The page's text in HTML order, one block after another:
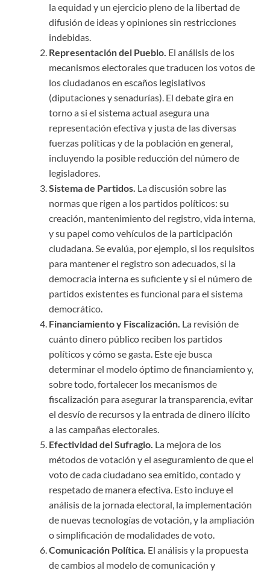
la equidad y un ejercicio pleno de la libertad de
difusión de ideas y opiniones sin restricciones
indebidas.
Representación del Pueblo. El análisis de los
mecanismos electorales que traducen los votos de
los ciudadanos en escaños legislativos
(diputaciones y senadurías). El debate gira en
torno a si el sistema actual asegura una
representación efectiva y justa de las diversas
fuerzas políticas y de la población en general,
incluyendo la posible reducción del número de
legisladores.
Sistema de Partidos. La discusión sobre las
normas que rigen a los partidos políticos: su
creación, mantenimiento del registro, vida interna,
y su papel como vehículos de la participación
ciudadana. Se evalúa, por ejemplo, si los requisitos
para mantener el registro son adecuados, si la
democracia interna es suficiente y si el número de
partidos existentes es funcional para el sistema
democrático.
Financiamiento y Fiscalización. La revisión de
cuánto dinero público reciben los partidos
políticos y cómo se gasta. Este eje busca
determinar el modelo óptimo de financiamiento y,
sobre todo, fortalecer los mecanismos de
fiscalización para asegurar la transparencia, evitar
el desvío de recursos y la entrada de dinero ilícito
a las campañas electorales.
Efectividad del Sufragio. La mejora de los
métodos de votación y el aseguramiento de que el
voto de cada ciudadano sea emitido, contado y
respetado de manera efectiva. Esto incluye el
análisis de la jornada electoral, la implementación
de nuevas tecnologías de votación, y la ampliación
o simplificación de modalidades de voto.
Comunicación Política. El análisis y la propuesta
de cambios al modelo de comunicación y